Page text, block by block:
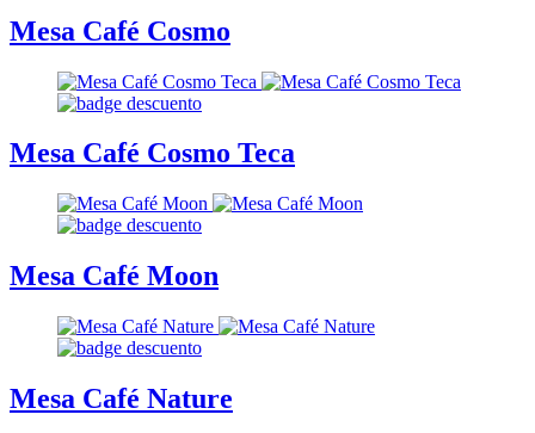
Mesa Café Cosmo
Mesa Café Cosmo Teca
Mesa Café Moon
Mesa Café Nature